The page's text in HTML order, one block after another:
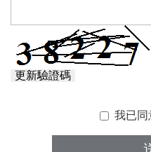
更新驗證碼
我已同